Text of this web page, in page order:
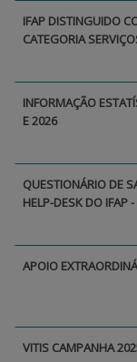
IFAP DISTINGUIDO
CATEGORIA
INFORMAÇÃO
E 2026
QUESTIONÁRIO DE
HELP-DESK DO IFAP
APOIO
VITIS CAMPANHA